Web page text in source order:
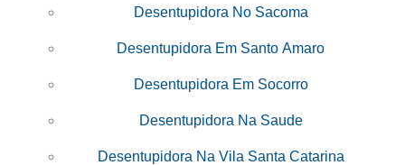
Desentupidora No Sacoma
Desentupidora Em Santo Amaro
Desentupidora Em Socorro
Desentupidora Na Saude
Desentupidora Na Vila Santa Catarina